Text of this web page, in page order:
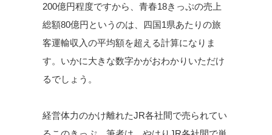
200億円程度ですから、青春18きっぷの売上
総額80億円というのは、四国1県あたりの旅
客運輸収入の平均額を超える計算になりま
す。いかに大きな数字かがおわかりいただけ
るでしょう。
経営体力のかけ離れたJR各社間で売られてい